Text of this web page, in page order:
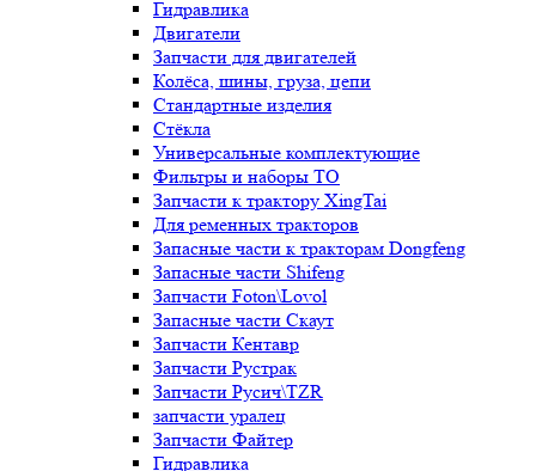
Гидравлика
Двигатели
Запчасти для двигателей
Колёса, шины, груза, цепи
Стандартные изделия
Стёкла
Универсальные комплектующие
Фильтры и наборы ТО
Запчасти к трактору XingTai
Для ременных тракторов
Запасные части к тракторам Dongfeng
Запасные части Shifeng
Запчасти Foton\Lovol
Запасные части Скаут
Запчасти Кентавр
Запчасти Рустрак
Запчасти Русич\TZR
запчасти уралец
Запчасти Файтер
Гидравлика